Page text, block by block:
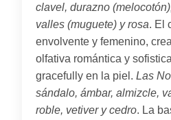
clavel, durazno
valles (muguete) y rosa. El
envolvente y femenino,
olfativa romántica y
gracefully en la piel. Las
sándalo, ámbar, almizcle,
roble, vetiver y cedro. La